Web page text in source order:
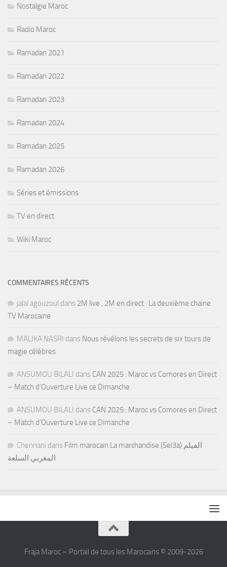
Nostalgie Maroc
Radio Maroc
Ramadan 2021
Ramadan 2022
Ramadan 2023
Ramadan 2024
Ramadan 2025
Ramadan 2026
Séries et émissions
TV en direct
Wiki Maroc
COMMENTAIRES RÉCENTS
jalal agouzoul dans 2M live , 2M en direct : La deuxième chaine
TV Marocaine
MALIKA NASRI dans Nous révélons les secrets de six tours de
magie célèbres
ANSUMOU BILALI dans CAN 2025 : Maroc vs Comores en Direct
– Match d’Ouverture Live ce Dimanche
ANSUMOU BILALI dans CAN 2025 : Maroc vs Comores en Direct
– Match d’Ouverture Live ce Dimanche
Chennani dans Film marocain La marchandise (Sel3a) الفيلم
المغربي السلعة
Fraja Maroc – Portail de tous les Marocains © 2009-2026